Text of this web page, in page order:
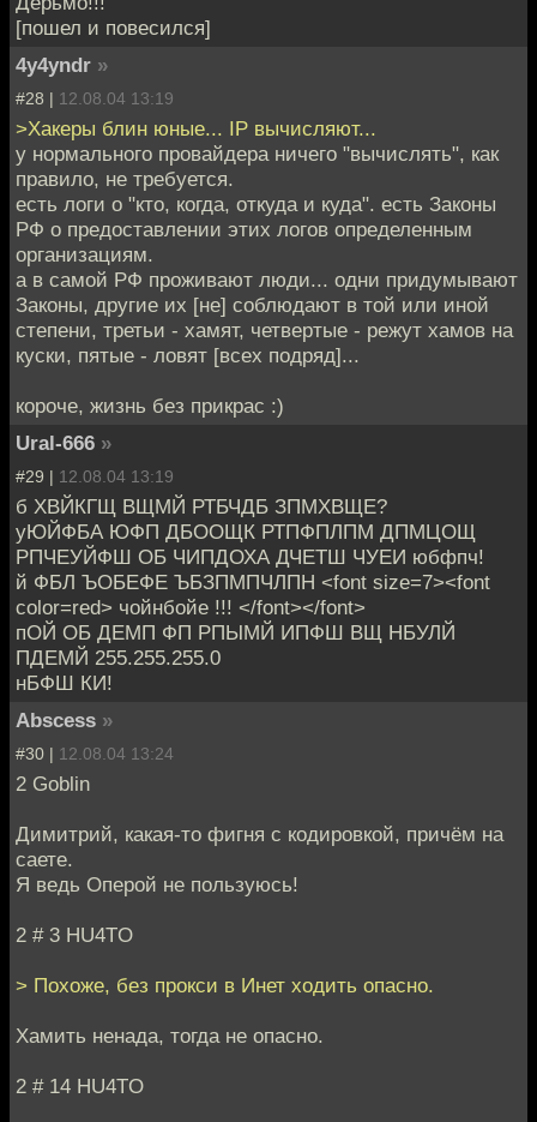
[пошел и повесился]
4y4yndr »
#28 | 12.08.04 13:19
>Хакеры блин юные... IP вычисляют...
у нормального провайдера ничего "вычислять", как
правило, не требуется.
есть логи о "кто, когда, откуда и куда". есть Законы
РФ о предоставлении этих логов определенным
организациям.
а в самой РФ проживают люди... одни придумывают
Законы, другие их [не] соблюдают в той или иной
степени, третьи - хамят, четвертые - режут хамов на
куски, пятые - ловят [всех подряд]...
короче, жизнь без прикрас :)
Ural-666 »
#29 | 12.08.04 13:19
б ХВЙКГЩ ВЩМЙ РТБЧДБ ЗПМХВЩЕ?
уЮЙФБА ЮФП ДБООЩК РТПФПЛПМ ДПМЦОЩ
РПЧЕУЙФШ ОБ ЧИПДОХА ДЧЕТШ ЧУЕИ юбфпч!
й ФБЛ ЪОБЕФЕ ЪБЗПМПЧЛПН <font size=7><font
color=red> чойнбойе !!! </font></font>
пОЙ ОБ ДЕМП ФП РПЫМЙ ИПФШ ВЩ НБУЛЙ
ПДЕМЙ 255.255.255.0
нБФШ КИ!
Abscess »
#30 | 12.08.04 13:24
2 Goblin
Димитрий, какая-то фигня с кодировкой, причём на
саете.
Я ведь Оперой не пользуюсь!
2 # 3 HU4TO
> Похоже, без прокси в Инет ходить опасно.
Хамить ненада, тогда не опасно.
2 # 14 HU4TO